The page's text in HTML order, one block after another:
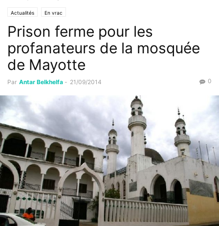
Actualités En vrac
Prison ferme pour les
profanateurs de la mosquée
de Mayotte
Par Antar Belkhelfa - 21/09/2014 0